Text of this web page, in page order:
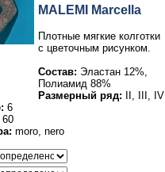
MALEMI Marcella
Плотные мягкие колготки
с цветочным рисунком.
Состав: Эластан 12%,
Полиамид 88%
Размерный ряд:
II, III, IV
6
60
moro, nero